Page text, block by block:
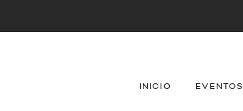
INICIO EVENTOS